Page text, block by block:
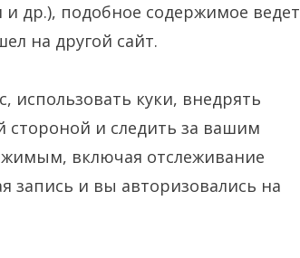
др.), подобное содержимое ведет
на другой сайт.
использовать куки, внедрять
стороной и следить за вашим
включая отслеживание
запись и вы авторизовались на